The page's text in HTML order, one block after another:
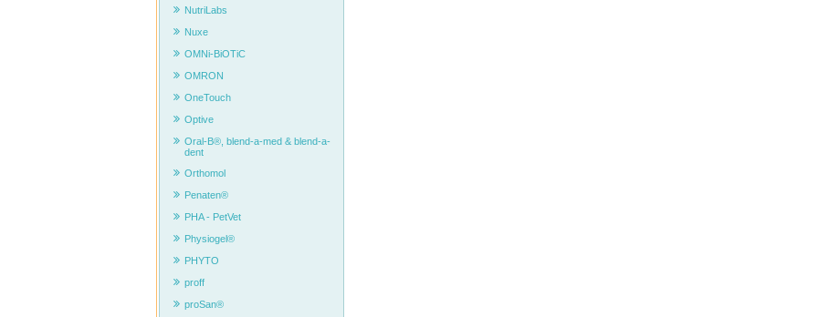
NutriLabs
Nuxe
OMNi-BiOTiC
OMRON
OneTouch
Optive
Oral-B®, blend-a-med & blend-a-
dent
Orthomol
Penaten®
PHA - PetVet
Physiogel®
PHYTO
proff
proSan®